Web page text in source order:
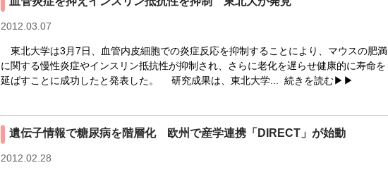
2012.03.07
東北大学は3月7日、血管内皮細胞での炎症反応を抑制することにより、マウスの肥満
に関する慢性炎症やインスリン抵抗性が抑制され、さらに老化を遅らせ健康的に寿命を
延ばすことに成功したと発表した。 研究成果は、東北大学... 続きを読む▶▶
遺伝子情報で糖尿病を階層化 欧州で産学連携「DIRECT」が始動
2012.02.28